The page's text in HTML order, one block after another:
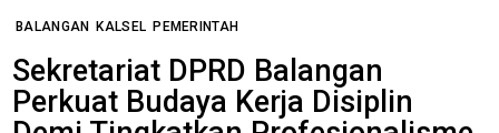
BALANGAN KALSEL PEMERINTAH
Sekretariat DPRD Balangan
Perkuat Budaya Kerja Disiplin